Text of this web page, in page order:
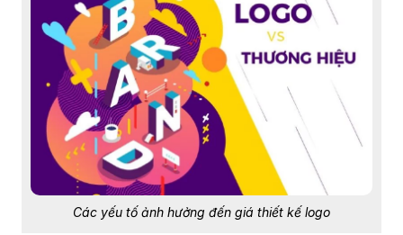
Các yếu tố ảnh hưởng đến giá thiết kế logo